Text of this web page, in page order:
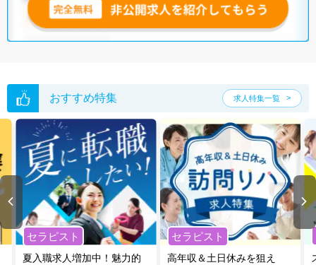
おすすめ特集 求人特集一覧
セラピスト
夏入職求人増加中！魅力的
セラピスト
高年収＆土日休みを狙え